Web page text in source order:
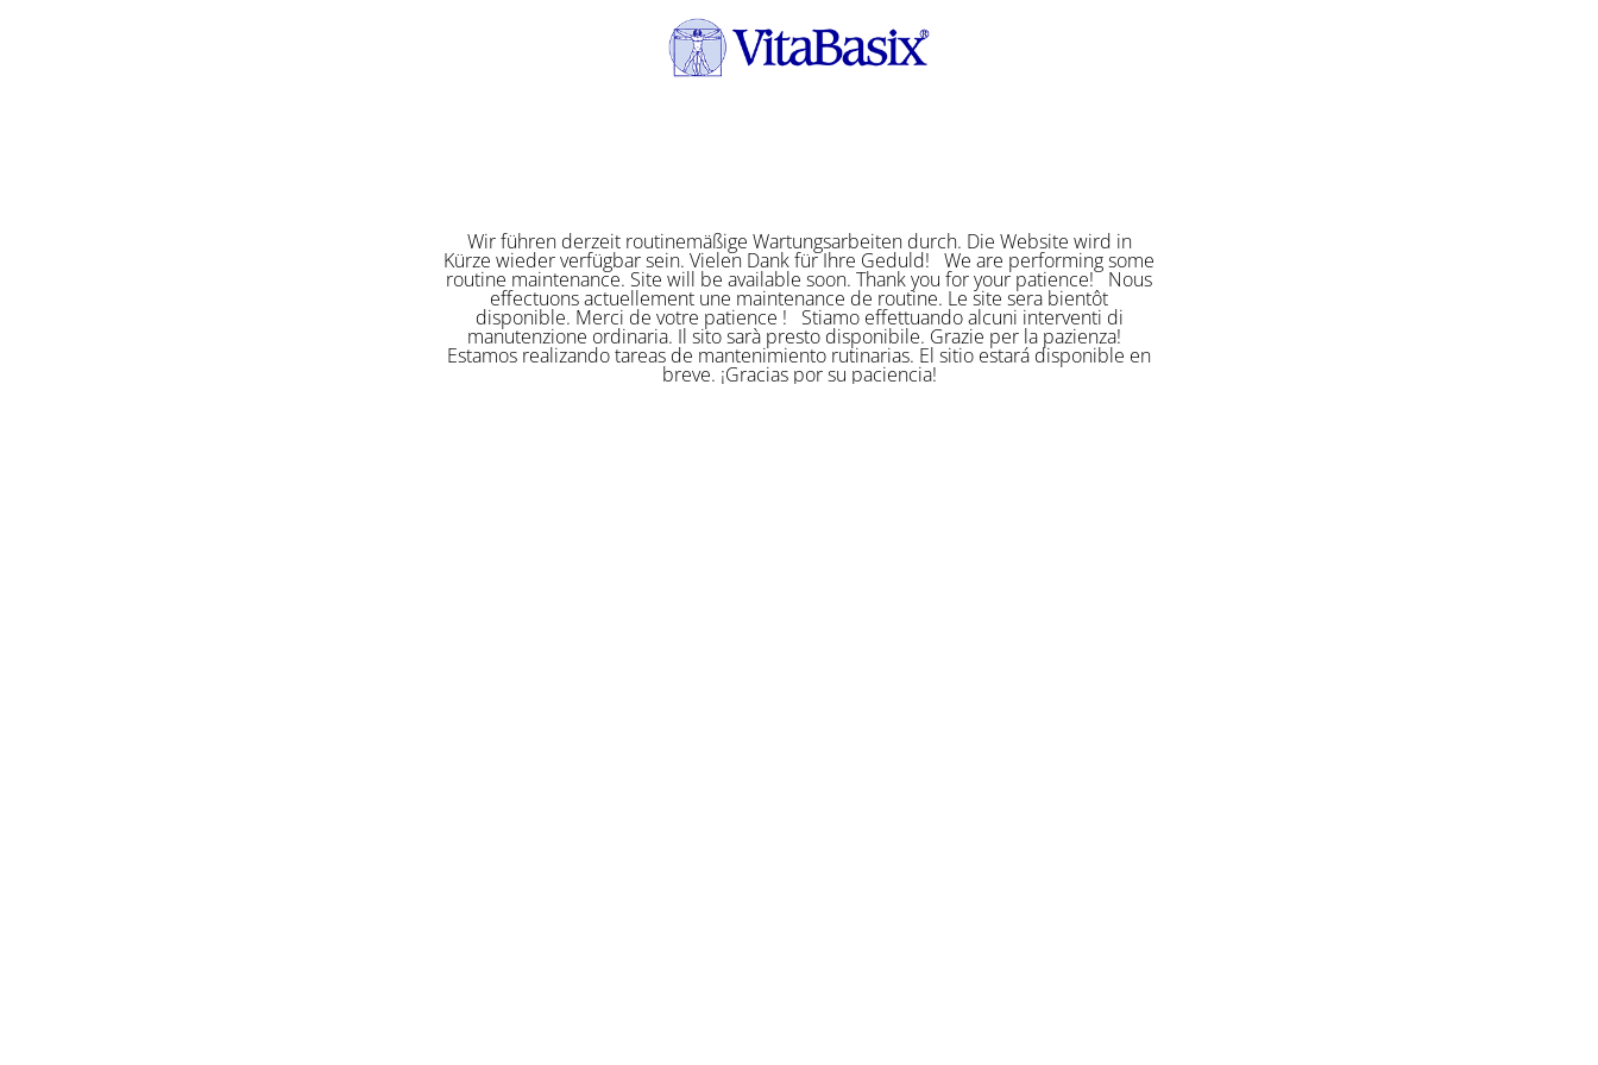
Wir führen derzeit routinemäßige Wartungsarbeiten durch. Die Website wird in
Kürze wieder verfügbar sein. Vielen Dank für Ihre Geduld! We are performing some
routine maintenance. Site will be available soon. Thank you for your patience! Nous
effectuons actuellement une maintenance de routine. Le site sera bientôt
disponible. Merci de votre patience ! Stiamo effettuando alcuni interventi di
manutenzione ordinaria. Il sito sarà presto disponibile. Grazie per la pazienza!
Estamos realizando tareas de mantenimiento rutinarias. El sitio estará disponible en
breve. ¡Gracias por su paciencia!